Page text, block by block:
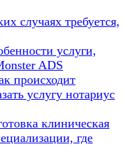
случаях требуется,
услуги,
ADS
происходит
услугу нотариус
клиническая
где